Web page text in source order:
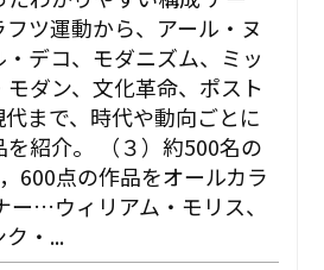
ツ運動から、アール・ヌ
デコ、モダニズム、ミッ
モダン、文化革命、ポスト
まで、時代や動向ごとに
紹介。 （３）約500名の
600点の作品をオールカラ
ー…ウィリアム・モリス、
・...